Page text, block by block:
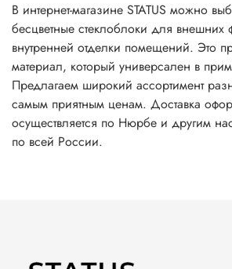
В интернет-магазине STATUS можно
бесцветные стеклоблоки для внешних
внутренней отделки помещений. Это
материал, который универсален в
Предлагаем широкий ассортимент
самым приятным ценам. Доставка
осуществляется по Нюрбе и другим
по всей России.